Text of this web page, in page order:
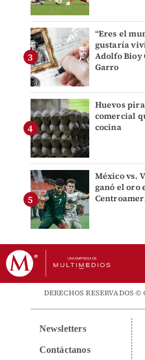
“Eres el
gustaría
Adolfo Bioy
Garro
Huevos
comercial
cocina
México vs.
ganó el oro
DERECHOS RESERVADOS
Newsletters
Contáctanos